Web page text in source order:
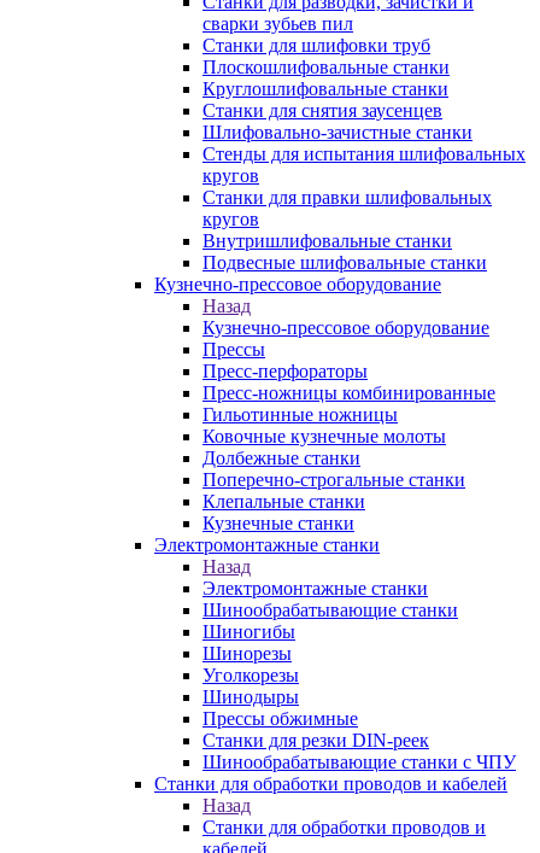
сварки зубьев пил
Станки для шлифовки труб
Плоскошлифовальные станки
Круглошлифовальные станки
Станки для снятия заусенцев
Шлифовально-зачистные станки
Стенды для испытания шлифовальных
кругов
Станки для правки шлифовальных
кругов
Внутришлифовальные станки
Подвесные шлифовальные станки
Кузнечно-прессовое оборудование
Назад
Кузнечно-прессовое оборудование
Прессы
Пресс-перфораторы
Пресс-ножницы комбинированные
Гильотинные ножницы
Ковочные кузнечные молоты
Долбежные станки
Поперечно-строгальные станки
Клепальные станки
Кузнечные станки
Электромонтажные станки
Назад
Электромонтажные станки
Шинообрабатывающие станки
Шиногибы
Шинорезы
Уголкорезы
Шинодыры
Прессы обжимные
Станки для резки DIN-реек
Шинообрабатывающие станки с ЧПУ
Станки для обработки проводов и кабелей
Назад
Станки для обработки проводов и
кабелей